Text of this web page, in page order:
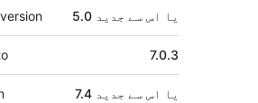
5.0 یا اس سے جدید
7.0.3
7.4 یا اس سے جدید